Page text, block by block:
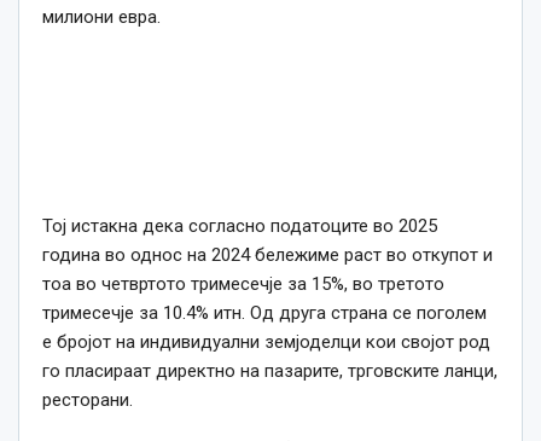
милиони евра.
Тој истакна дека согласно податоците во 2025
година во однос на 2024 бележиме раст во откупот и
тоа во четвртото тримесечје за 15%, во третото
тримесечје за 10.4% итн. Од друга страна се поголем
е бројот на индивидуални земјоделци кои својот род
го пласираат директно на пазарите, трговските ланци,
ресторани.